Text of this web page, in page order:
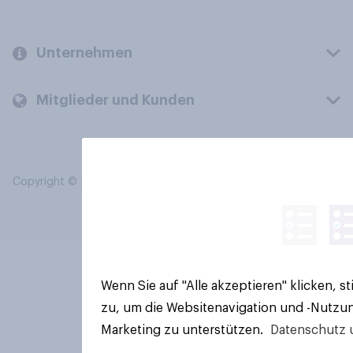
Unternehmen
Mitglieder und Kunden
Copyright © 2026 YouGov PLC. Alle Rechte vorbehalten.
Wenn Sie auf "Alle akzeptieren" klicken,
zu, um die Websitenavigation und -
Marketing zu unterstützen.
Datenschutz